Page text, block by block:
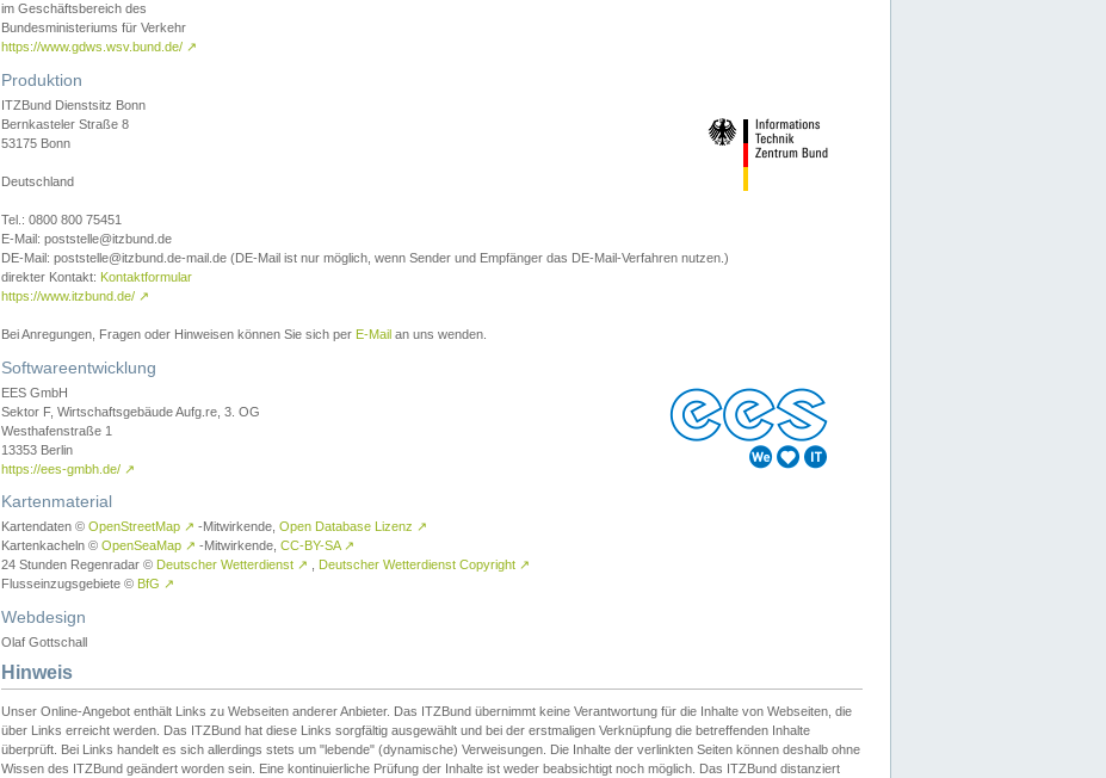
im Geschäftsbereich des
Bundesministeriums für Verkehr
https://www.gdws.wsv.bund.de/ ↗
Produktion
ITZBund Dienstsitz Bonn
Bernkasteler Straße 8
53175 Bonn
Deutschland
Tel.: 0800 800 75451
E-Mail: poststelle@itzbund.de
DE-Mail: poststelle@itzbund.de-mail.de (DE-Mail ist nur möglich, wenn Sender und Empfänger das DE-Mail-Verfahren nutzen.)
direkter Kontakt: Kontaktformular
https://www.itzbund.de/ ↗
Bei Anregungen, Fragen oder Hinweisen können Sie sich per E-Mail an uns wenden.
Softwareentwicklung
EES GmbH
Sektor F, Wirtschaftsgebäude Aufg.re, 3. OG
Westhafenstraße 1
13353 Berlin
https://ees-gmbh.de/ ↗
Kartenmaterial
Kartendaten © OpenStreetMap ↗ -Mitwirkende, Open Database Lizenz ↗
Kartenkacheln © OpenSeaMap ↗ -Mitwirkende, CC-BY-SA ↗
24 Stunden Regenradar © Deutscher Wetterdienst ↗ Deutscher Wetterdienst Copyright ↗
Flusseinzugsgebiete © BfG ↗
Webdesign
Olaf Gottschall
Hinweis
Unser Online-Angebot enthält Links zu Webseiten anderer Anbieter. Das ITZBund übernimmt keine Verantwortung für die Inhalte von Webseiten, die
über Links erreicht werden. Das ITZBund hat diese Links sorgfältig ausgewählt und bei der erstmaligen Verknüpfung die betreffenden Inhalte
überprüft. Bei Links handelt es sich allerdings stets um "lebende" (dynamische) Verweisungen. Die Inhalte der verlinkten Seiten können deshalb ohne
Wissen des ITZBund geändert worden sein. Eine kontinuierliche Prüfung der Inhalte ist weder beabsichtigt noch möglich. Das ITZBund distanziert